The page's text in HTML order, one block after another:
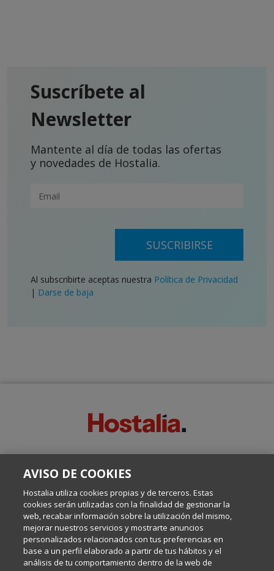
Suscríbete al
Newsletter
Mantente al día de todas las ofertas
y novedades de Hostalia.
SUSCRIBIRSE
Al subscribirte aceptas nuestra Política de Privacidad
| Darse de baja
Escrito por el equipo de Comunicación de Hostalia, dirigido por
Internet y Tecnología.
Política de privacidad
AVISO DE COOKIES
Hostalia utiliza cookies propias y de terceros. Estas
cookies serán utilizadas con la finalidad de gestionar la
web, recabar información sobre la utilización del mismo,
mejorar nuestros servicios y mostrarte anuncios
personalizados relacionados con tus preferencias en
base a un perfil elaborado a partir de tus hábitos y el
análisis de tu comportamiento dentro de la web de